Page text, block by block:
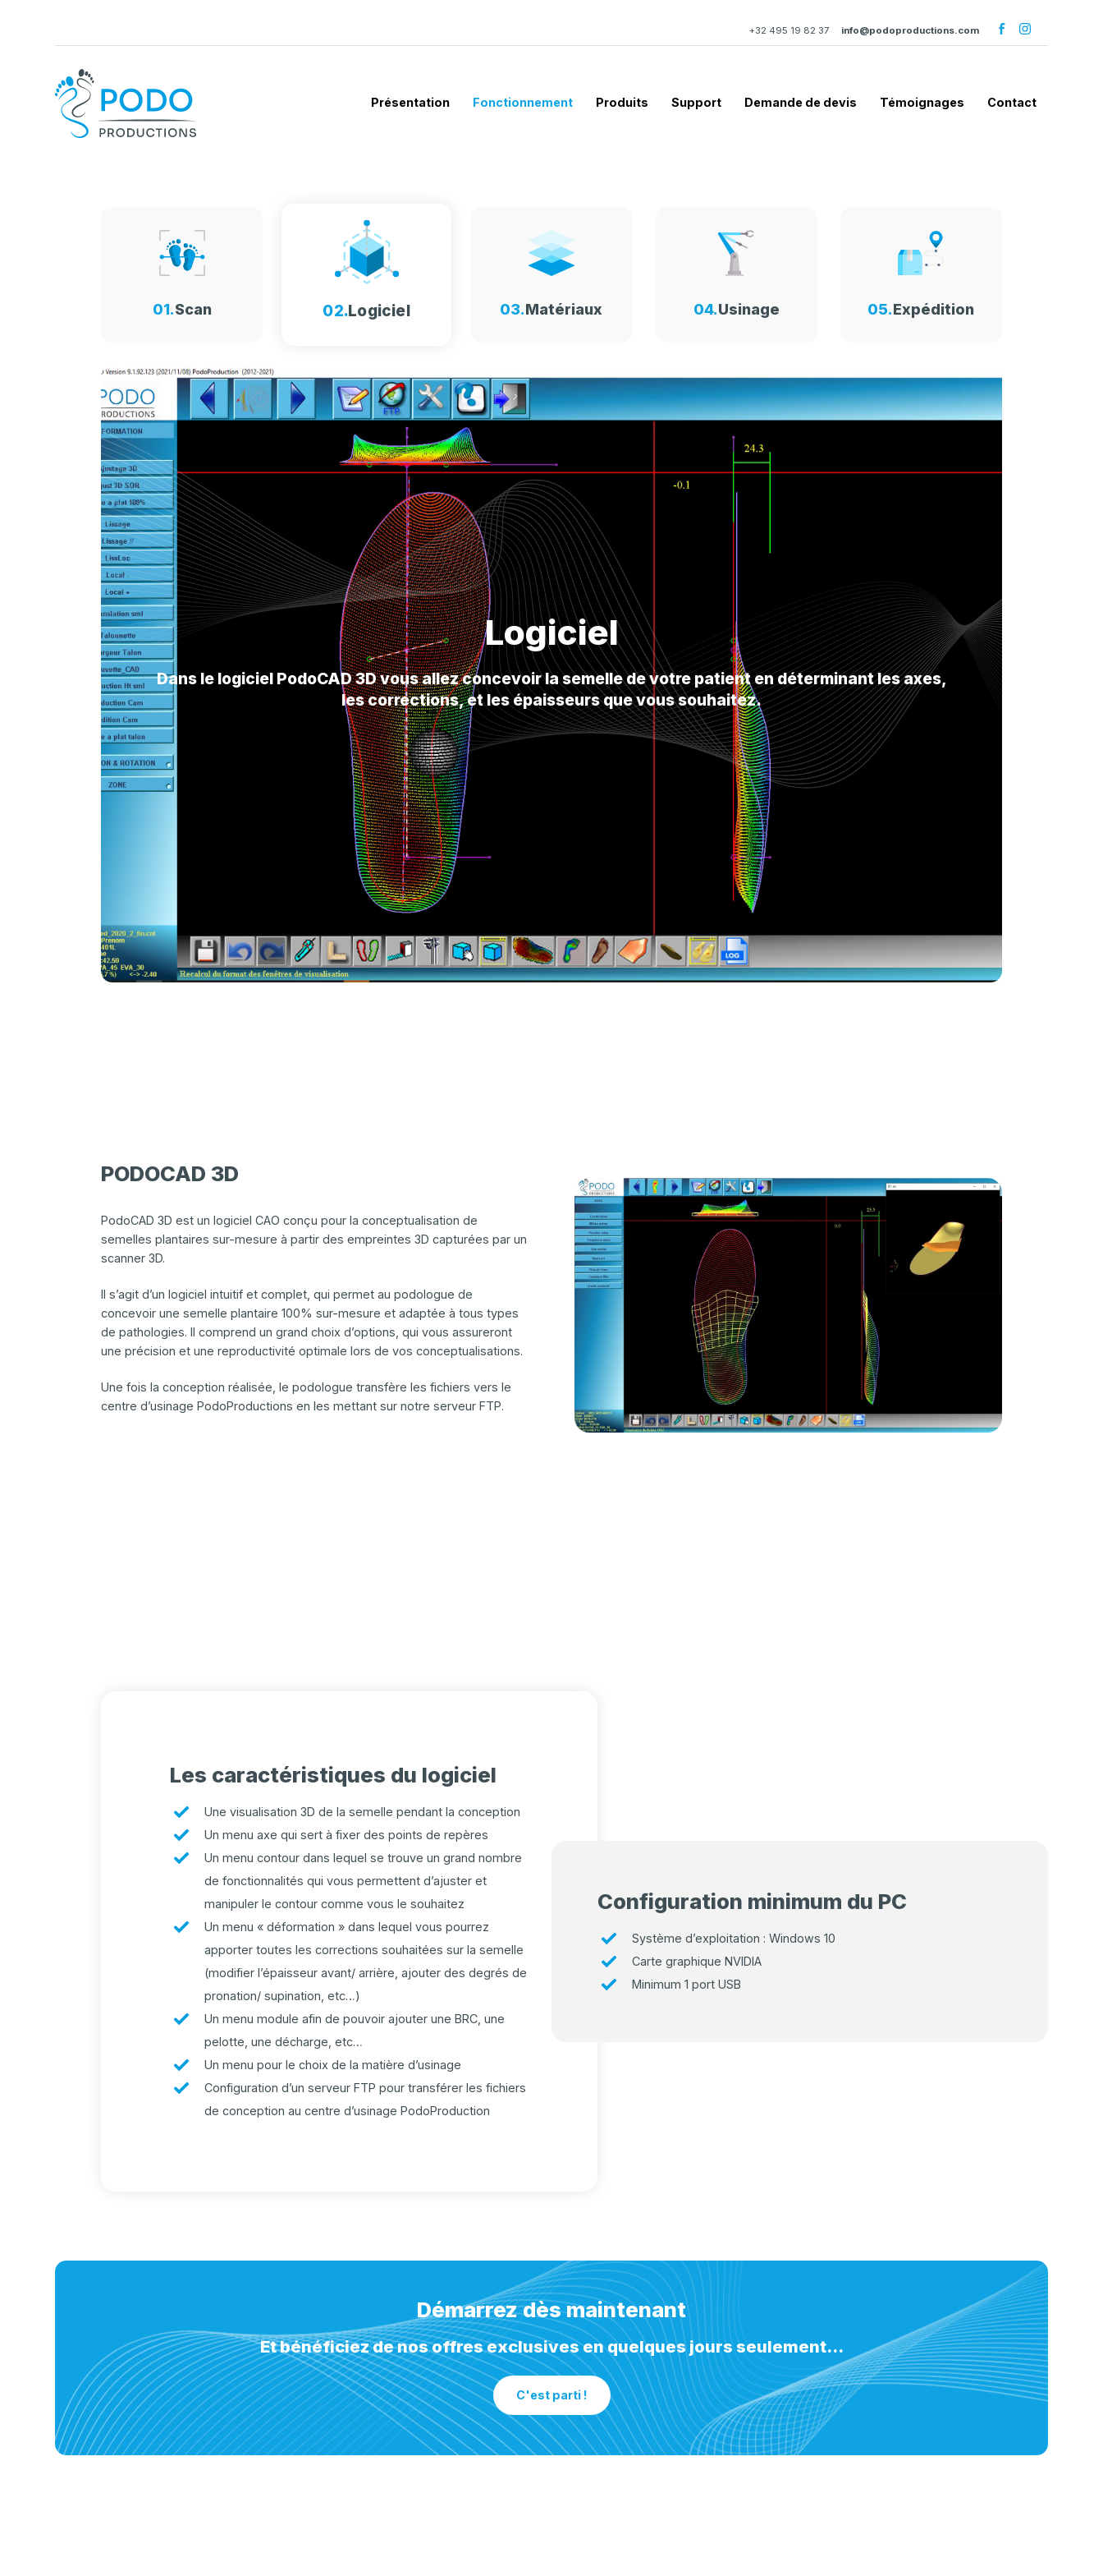
+32 495 19 82 37 info@podoproductions.com
Présentation Fonctionnement Produits Support Demande de devis Témoignages Contact
01.Scan 02.Logiciel 03.Matériaux 04.Usinage 05.Expédition
Logiciel
Dans le logiciel PodoCAD 3D vous allez concevoir la semelle de votre patient en déterminant les axes,
les corrections, et les épaisseurs que vous souhaitez.
PODOCAD 3D
PodoCAD 3D est un logiciel CAO conçu pour la conceptualisation de
semelles plantaires sur-mesure à partir des empreintes 3D capturées par un
scanner 3D.
Il s’agit d’un logiciel intuitif et complet, qui permet au podologue de
concevoir une semelle plantaire 100% sur-mesure et adaptée à tous types
de pathologies. Il comprend un grand choix d’options, qui vous assureront
une précision et une reproductivité optimale lors de vos conceptualisations.
Une fois la conception réalisée, le podologue transfère les fichiers vers le
centre d’usinage PodoProductions en les mettant sur notre serveur FTP.
Les caractéristiques du logiciel
Une visualisation 3D de la semelle pendant la conception
Un menu axe qui sert à fixer des points de repères
Un menu contour dans lequel se trouve un grand nombre
de fonctionnalités qui vous permettent d’ajuster et
manipuler le contour comme vous le souhaitez
Un menu « déformation » dans lequel vous pourrez
apporter toutes les corrections souhaitées sur la semelle
(modifier l’épaisseur avant/ arrière, ajouter des degrés de
pronation/ supination, etc…)
Un menu module afin de pouvoir ajouter une BRC, une
pelotte, une décharge, etc…
Un menu pour le choix de la matière d’usinage
Configuration d’un serveur FTP pour transférer les fichiers
de conception au centre d’usinage PodoProduction
Configuration minimum du PC
Système d’exploitation : Windows 10
Carte graphique NVIDIA
Minimum 1 port USB
Démarrez dès maintenant
Et bénéficiez de nos offres exclusives en quelques jours seulement...
C'est parti !